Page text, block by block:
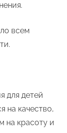
всем
для детей
на качество,
на красоту и